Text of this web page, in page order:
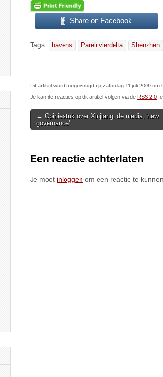
Share on Facebook
Tags: havens Parelrivierdelta Shenzhen
Dit artikel werd toegevoegd op zaterdag 11 juli 2009 om
Je kan de reacties op dit artikel volgen via de RSS 2.0
Post
navigation
← Opiniestuk over Xinjiang, de media, 'new
governance'
Een reactie achterlaten
Je moet inloggen om een reactie te